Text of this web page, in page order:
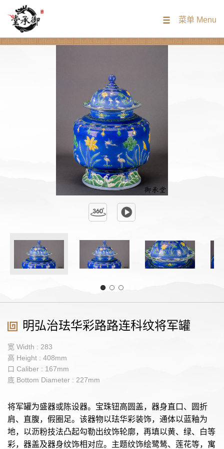
菜单 Menu
明弘治珐华彩路路连科纹将军罐
宽 Width : 283
高 Height : 408mm
口 Caliber : 167mm
底 Bottom Diameter : 227mm
将军罐为盛器或陈设器。宝珠钮高圆盖，器身直口、圆折
肩、直腹，假圈足。该器物以珐华彩装饰，通体以蓝釉为
地，以沥粉技法凸起勾勒出纹饰轮廓，再填以黄、绿、白等
彩，器盖及器身纹饰相对应。主题纹饰绘鹭鸶、莲花等，寓